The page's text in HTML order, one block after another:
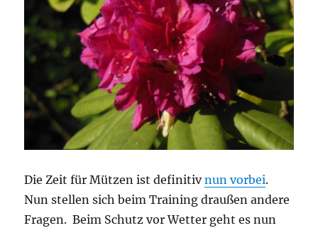
Die Zeit für Mützen ist definitivnun vorbei.
Nun stellen sich beim Training draußen andere
Fragen. Beim Schutz vor Wetter geht es nun